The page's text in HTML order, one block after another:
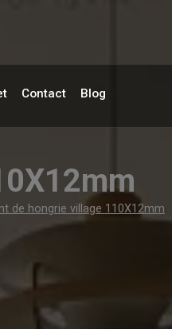
Contact Blog
de hongrie village 110X12mm